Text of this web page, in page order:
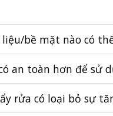
bề mặt nào có
an toàn hơn để sử
rửa có loại bỏ sự